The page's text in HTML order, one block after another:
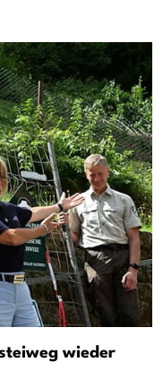
wieder